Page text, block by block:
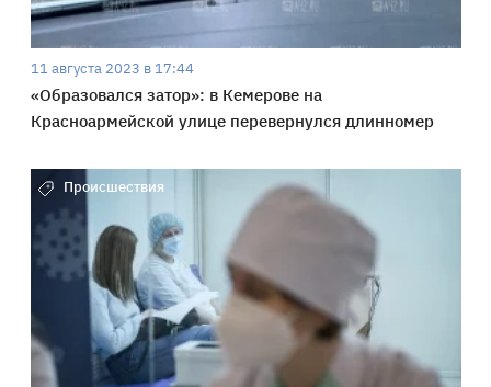
11 августа 2023 в 17:44
«Образовался затор»: в Кемерове на
Красноармейской улице перевернулся длинномер
Происшествия